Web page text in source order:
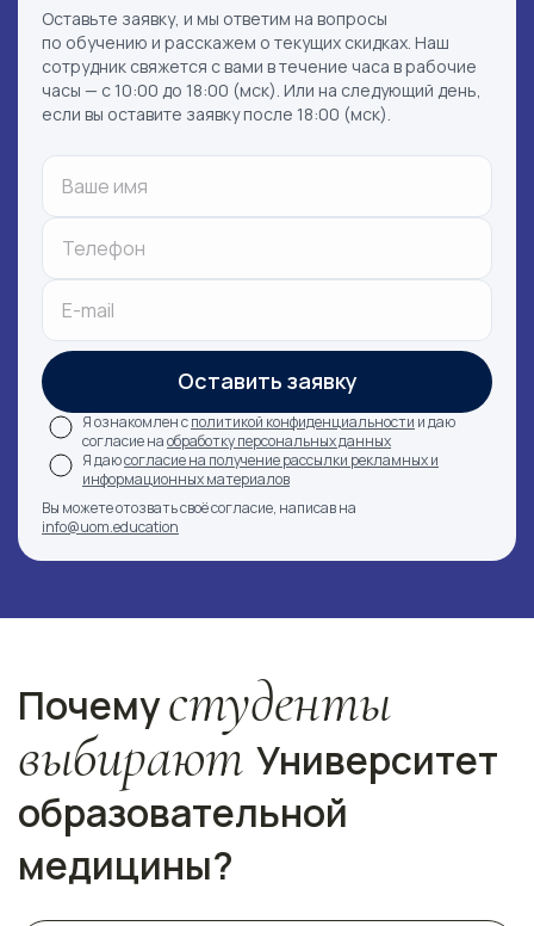
Оставьте заявку, и мы ответим на вопросы
по обучению и расскажем о текущих скидках. Наш
сотрудник свяжется с вами в течение часа в рабочие
часы — с 10:00 до 18:00 (мск). Или на следующий день,
если вы оставите заявку после 18:00 (мск).
Оставить заявку
Я ознакомлен сполитикой конфиденциальности и даю
согласие наобработку персональных данных
Я даюсогласие на получение рассылки рекламных и
информационных материалов
Вы можете отозвать своё согласие, написав на
info@uom.education
Почемустуденты
выбирают Университет
образовательной
медицины?